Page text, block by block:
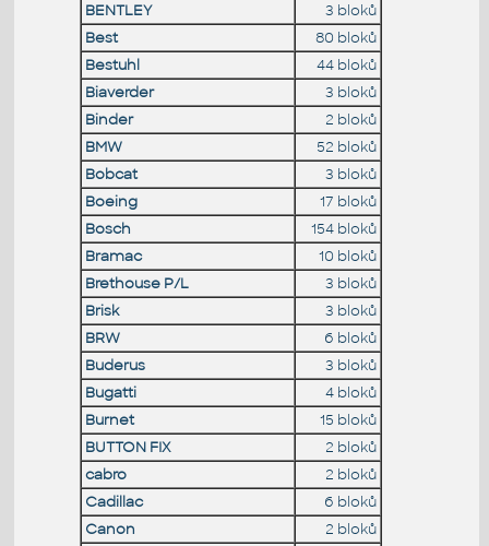
BENTLEY
3 bloků
Best
80 bloků
Bestuhl
44 bloků
Biaverder
3 bloků
Binder
2 bloků
BMW
52 bloků
Bobcat
3 bloků
Boeing
17 bloků
Bosch
154 bloků
Bramac
10 bloků
Brethouse P/L
3 bloků
Brisk
3 bloků
BRW
6 bloků
Buderus
3 bloků
Bugatti
4 bloků
Burnet
15 bloků
BUTTON FIX
2 bloků
cabro
2 bloků
Cadillac
6 bloků
Canon
2 bloků